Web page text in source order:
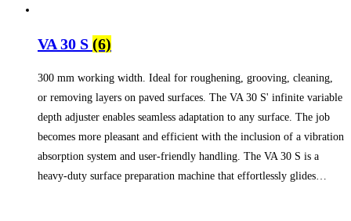
VA 30 S (6)
300 mm working width. Ideal for roughening, grooving, cleaning,
or removing layers on paved surfaces. The VA 30 S' infinite variable
depth adjuster enables seamless adaptation to any surface. The job
becomes more pleasant and efficient with the inclusion of a vibration
absorption system and user-friendly handling. The VA 30 S is a
heavy-duty surface preparation machine that effortlessly glides…